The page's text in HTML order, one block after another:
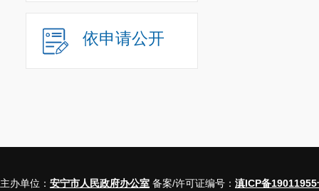
依申请公开
主办单位： 安宁市人民政府办公室 备案/许可证编号： 滇ICP备